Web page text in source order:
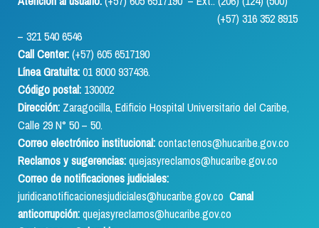
(+57) 316 352 8915
– 321 540 6546
Call Center:(+57) 605 6517190
Línea Gratuita:01 8000 937436.
Código postal: 130002
Dirección: Zaragocilla, Edificio Hospital Universitario del Caribe,
Calle 29 N° 50 – 50.
Correo electrónico institucional:contactenos@hucaribe.gov.co
Reclamos y sugerencias:quejasyreclamos@hucaribe.gov.co
Correo de notificaciones judiciales:
juridicanotificacionesjudiciales@hucaribe.gov.co Canal
anticorrupción:quejasyreclamos@hucaribe.gov.co